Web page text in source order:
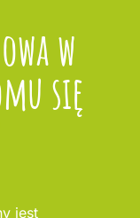
w
się
jest